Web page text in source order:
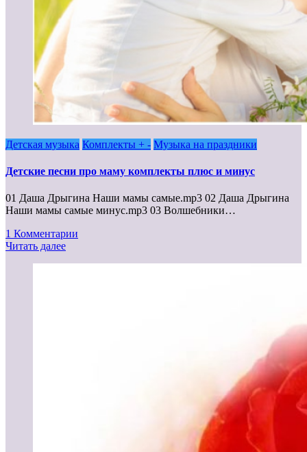
Детская музыка Комплекты + - Музыка на праздники
Детские песни про маму комплекты плюс и минус
01 Даша Дрыгина Наши мамы самые.mp3 02 Даша Дрыгина
Наши мамы самые минус.mp3 03 Волшебники…
1 Комментарии
Читать далее